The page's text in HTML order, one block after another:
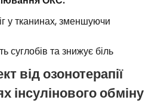
у тканинах, зменшуючи
суглобів та знижує біль
від озонотерапії
інсулінового обміну